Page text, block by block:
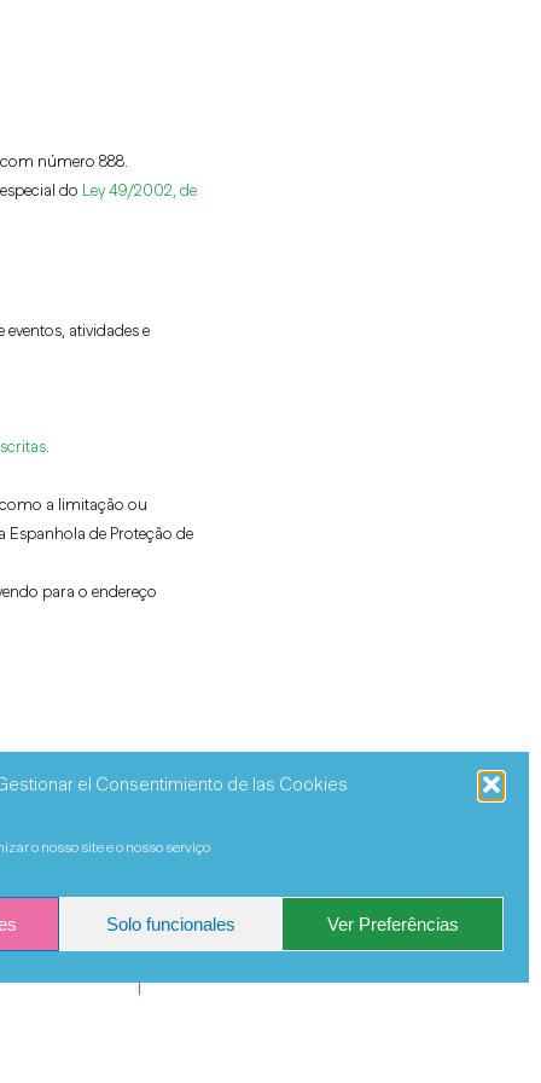
el Consentimiento de las Cookies
o nosso site e o nosso serviço
Solo funcionales Ver Preferências
número 888.
do Ley 49/2002, de
atividades e
.
como a limitação ou
de Proteção de
para o endereço